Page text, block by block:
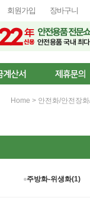
회원가입 장바구니
Home > 안전화/안전장
주방화-위생화(1)